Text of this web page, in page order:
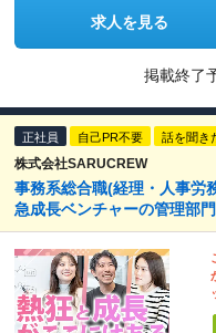
求人を見る
掲載終了
正社員 自己PR不要 話を聞き
株式会社SARUCREW
事務系総合職(経理・人事労
急成長ベンチャーの管理部